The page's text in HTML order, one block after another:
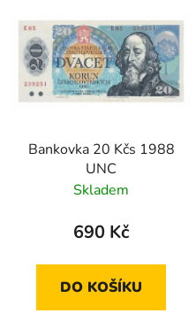
Bankovka 20 Kčs 1988
UNC
Skladem
690 Kč
DO KOŠÍKU